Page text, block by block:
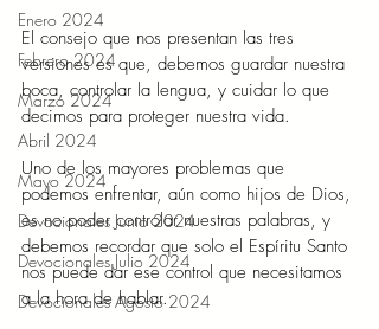
Enero 2024
Febrero 2024
Marzo 2024
Abril 2024
Mayo 2024
Devocionales Junio 2024
Devocionales Julio 2024
Devocionales Agosto 2024
El consejo que nos presentan las tres
versiones es que, debemos guardar nuestra
boca, controlar la lengua, y cuidar lo que
decimos para proteger nuestra vida.
Uno de los mayores problemas que
podemos enfrentar, aún como hijos de Dios,
es no poder controlar nuestras palabras, y
debemos recordar que solo el Espíritu Santo
nos puede dar ese control que necesitamos
a la hora de hablar.